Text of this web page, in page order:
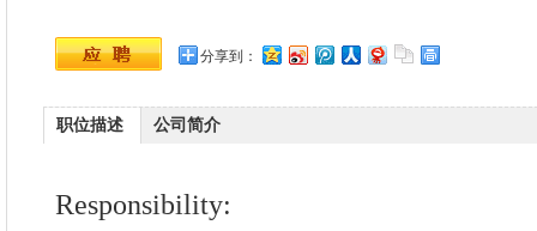
分享到：
职位描述 公司简介
Responsibility: